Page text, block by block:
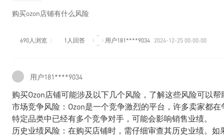
购买ozon店铺有什么风险
690人浏览 1人回答 用户181****9034 2024-12-25 00:00:00
用户181****9034
购买Ozon店铺可能涉及以下几个风险，了解这些风险可以
市场竞争风险：Ozon是一个竞争激烈的平台，许多卖家都
特定品类中已经有多个竞争对手，可能会影响销售业绩。
历史业绩风险：在购买店铺时，需仔细审查其历史业绩。